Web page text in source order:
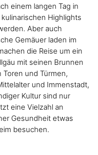
einem langen Tag in
Highlights
Aber auch
Gemäuer laden im
die Reise um ein
mit seinen Brunnen
und Türmen,
und Immenstadt,
Kultur sind nur
eine Vielzahl an
Gesundheit etwas
besuchen.